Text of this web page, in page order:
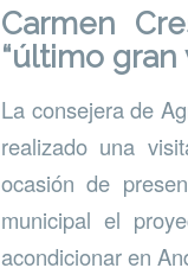
Carmen
“último
La consejera de
realizado una
ocasión de
municipal el
acondicionar en